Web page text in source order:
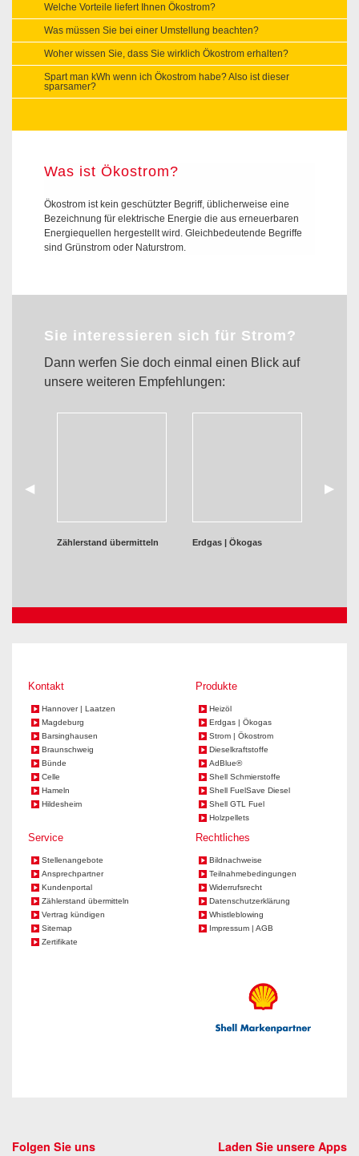
Welche Vorteile liefert Ihnen Ökostrom?
Was müssen Sie bei einer Umstellung beachten?
Woher wissen Sie, dass Sie wirklich Ökostrom erhalten?
Spart man kWh wenn ich Ökostrom habe? Also ist dieser
sparsamer?
Was ist Ökostrom?
Ökostrom ist kein geschützter Begriff, üblicherweise eine
Bezeichnung für elektrische Energie die aus erneuerbaren
Energiequellen hergestellt wird. Gleichbedeutende Begriffe
sind Grünstrom oder Naturstrom.
Sie interessieren sich für Strom?
Dann werfen Sie doch einmal einen Blick auf
unsere weiteren Empfehlungen:
zurück
◀︎ weiter
▶︎
Zählerstand übermitteln Erdgas | Ökogas
Kontakt
Hannover | Laatzen
Magdeburg
Barsinghausen
Braunschweig
Bünde
Celle
Hameln
Hildesheim
Produkte
Heizöl
Erdgas | Ökogas
Strom | Ökostrom
Dieselkraftstoffe
AdBlue®
Shell Schmierstoffe
Shell FuelSave Diesel
Shell GTL Fuel
Holzpellets
Service
Stellenangebote
Ansprechpartner
Kundenportal
Zählerstand übermitteln
Vertrag kündigen
Sitemap
Zertifikate
Rechtliches
Bildnachweise
Teilnahmebedingungen
Widerrufsrecht
Datenschutzerklärung
Whistleblowing
Impressum | AGB
Folgen Sie uns Laden Sie unsere Apps